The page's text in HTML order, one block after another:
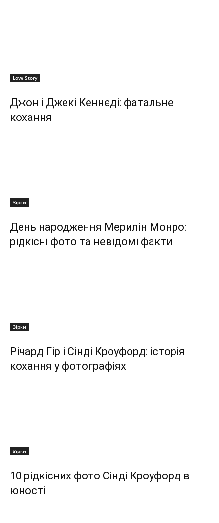
Love Story
Джон і Джекі Кеннеді: фатальне
кохання
Зірки
День народження Мерилін Монро:
рідкісні фото та невідомі факти
Зірки
Річард Гір і Сінді Кроуфорд: історія
кохання у фотографіях
Зірки
10 рідкісних фото Сінді Кроуфорд в
юності